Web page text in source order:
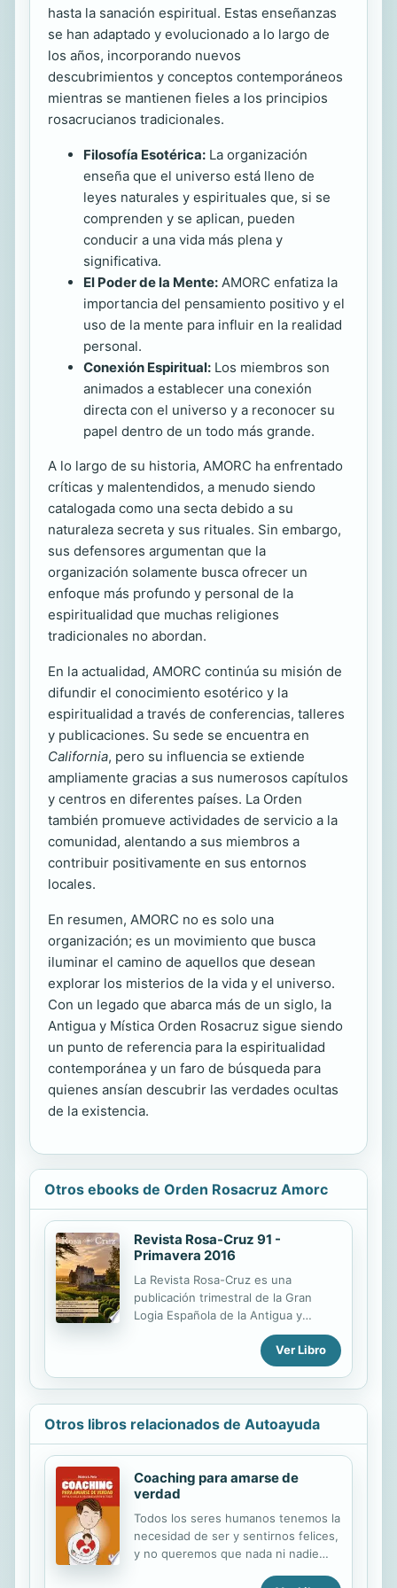
hasta la sanación espiritual. Estas enseñanzas
se han adaptado y evolucionado a lo largo de
los años, incorporando nuevos
descubrimientos y conceptos contemporáneos
mientras se mantienen fieles a los principios
rosacrucianos tradicionales.
Filosofía Esotérica: La organización
enseña que el universo está lleno de
leyes naturales y espirituales que, si se
comprenden y se aplican, pueden
conducir a una vida más plena y
significativa.
El Poder de la Mente: AMORC enfatiza la
importancia del pensamiento positivo y el
uso de la mente para influir en la realidad
personal.
Conexión Espiritual: Los miembros son
animados a establecer una conexión
directa con el universo y a reconocer su
papel dentro de un todo más grande.
A lo largo de su historia, AMORC ha enfrentado
críticas y malentendidos, a menudo siendo
catalogada como una secta debido a su
naturaleza secreta y sus rituales. Sin embargo,
sus defensores argumentan que la
organización solamente busca ofrecer un
enfoque más profundo y personal de la
espiritualidad que muchas religiones
tradicionales no abordan.
En la actualidad, AMORC continúa su misión de
difundir el conocimiento esotérico y la
espiritualidad a través de conferencias, talleres
y publicaciones. Su sede se encuentra en
California, pero su influencia se extiende
ampliamente gracias a sus numerosos capítulos
y centros en diferentes países. La Orden
también promueve actividades de servicio a la
comunidad, alentando a sus miembros a
contribuir positivamente en sus entornos
locales.
En resumen, AMORC no es solo una
organización; es un movimiento que busca
iluminar el camino de aquellos que desean
explorar los misterios de la vida y el universo.
Con un legado que abarca más de un siglo, la
Antigua y Mística Orden Rosacruz sigue siendo
un punto de referencia para la espiritualidad
contemporánea y un faro de búsqueda para
quienes ansían descubrir las verdades ocultas
de la existencia.
Otros ebooks de Orden Rosacruz Amorc
Revista Rosa-Cruz 91 -
Primavera 2016
La Revista Rosa-Cruz es una
publicación trimestral de la Gran
Logia Española de la Antigua y
Mística Orden Rosa-Cruz, sobre
misticismo, ciencia y arte.
Contenidos de este número: -
Editorial - Noticias Místicas - El
Aspecto Judeocristiano del
Martinismo - Cábala y Martinismo, un
El Corazón del Martinismo - Una
Iniciación Mística - Lectura
Recomendada - El Salón Rosacruz -
Ver Libro
Otros libros relacionados de Autoayuda
Coaching para amarse de
verdad
Todos los seres humanos tenemos la
necesidad de ser y sentirnos felices,
y no queremos que nada ni nadie